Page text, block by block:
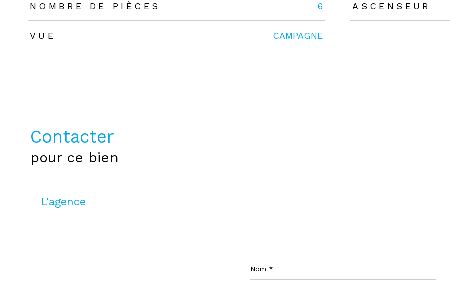
NOMBRE DE PIÈCES 6 ASCENSEUR
VUE CAMPAGNE
Contacter
pour ce bien
L'agence
Nom
*